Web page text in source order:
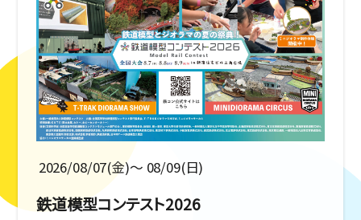
2026/08/07(金)〜 08/09(日)
鉄道模型コンテスト2026